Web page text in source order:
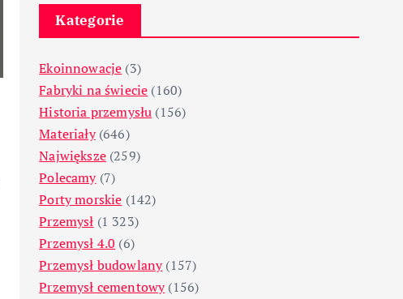
Kategorie
Ekoinnowacje (3)
Fabryki na świecie (160)
Historia przemysłu (156)
Materiały(646)
Największe(259)
Polecamy(7)
Porty morskie (142)
Przemysł (1 323)
Przemysł 4.0 (6)
Przemysł budowlany(157)
Przemysł cementowy(156)